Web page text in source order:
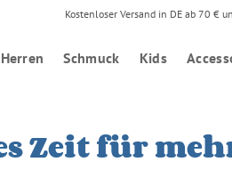
Kostenloser Versand in DE ab 70 €
Herren Schmuck Kids
Zeit für